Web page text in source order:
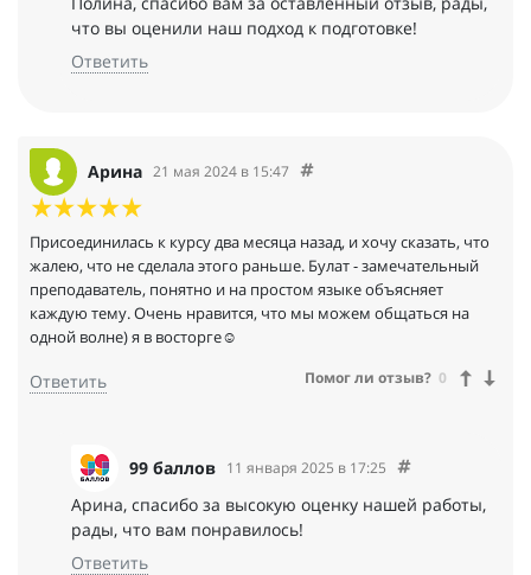
что вы оценили наш подход к подготовке!
Ответить
Арина 21 мая 2024 в 15:47
Присоединилась к курсу два месяца назад, и хочу сказать, что
жалею, что не сделала этого раньше. Булат - замечательный
преподаватель, понятно и на простом языке объясняет
каждую тему. Очень нравится, что мы можем общаться на
одной волне) я в восторге☺
Ответить Помог ли отзыв? 0
99 баллов 11 января 2025 в 17:25
Арина, спасибо за высокую оценку нашей работы,
рады, что вам понравилось!
Ответить